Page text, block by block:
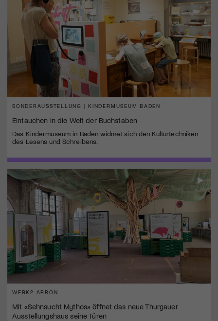
SONDERAUSSTELLUNG | KINDERMUSEUM BADEN
Eintauchen in die Welt der Buchstaben
Das Kindermuseum in Baden widmet sich den Kulturtechniken
des Lesens und Schreibens.
WERK2 ARBON
Mit «Sehnsucht Mythos» öffnet das neue Thurgauer
Ausstellungshaus seine Türen